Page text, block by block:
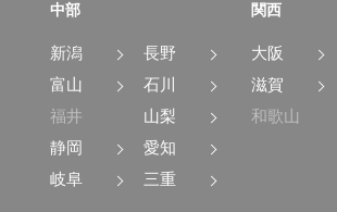
中部
新潟
長野
富山
石川
福井
山梨
静岡
愛知
岐阜
三重
関西
大阪
滋賀
和歌山